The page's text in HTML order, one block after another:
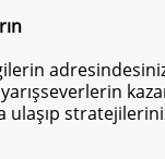
ulaşıp